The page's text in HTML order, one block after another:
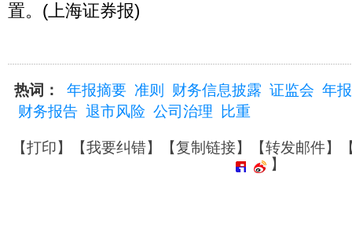
置。(上海证券报)
热词： 年报摘要 准则 财务信息披露 证监会 年
财务报告 退市风险 公司治理 比重
【打印】【我要纠错】【复制链接】【转发邮件】
】